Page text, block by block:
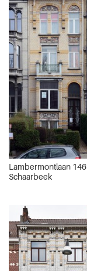
Lambermontlaan 146
Schaarbeek